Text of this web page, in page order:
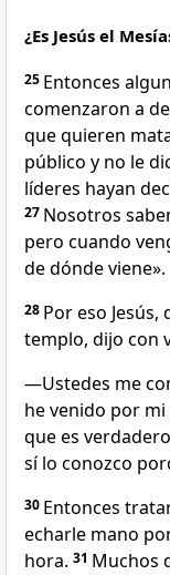
¿Es Jesús el
25 Entonces
comenzaron a
que quieren
público y no le
líderes hayan
27 Nosotros
pero cuando
de dónde viene».
28 Por eso
templo, dijo con
—Ustedes me
he venido por
que es
sí lo conozco
30 Entonces
echarle mano
hora. 31 Muchos